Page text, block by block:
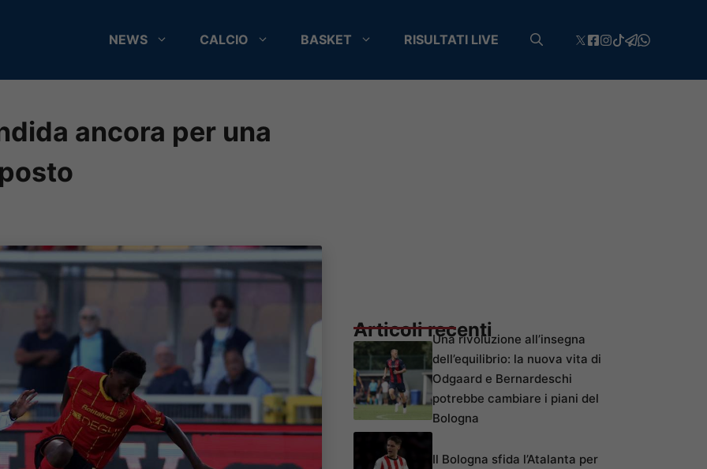
NEWS CALCIO BASKET RISULTATI LIVE
ancora per una
Articoli recentiUna rivoluzione all’insegna
dell’equilibrio: la nuova vita di
Odgaard e Bernardeschi
potrebbe cambiare i piani del
Bologna
Il Bologna sfida l’Atalanta per